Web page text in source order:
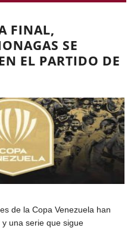
FINAL,
SE
EL PARTIDO DE
de la Copa Venezuela han
una serie que sigue